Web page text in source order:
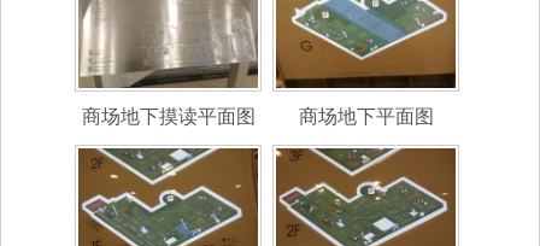
商场地下摸读平面图 商场地下平面图